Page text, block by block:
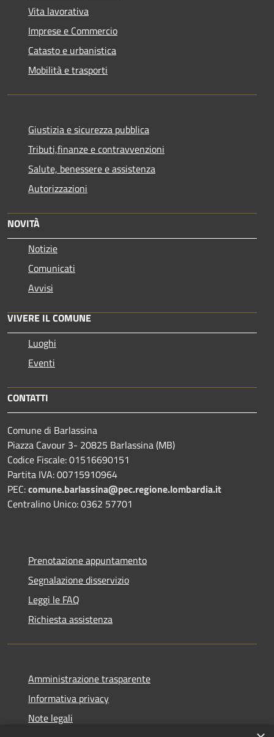
Vita lavorativa
Imprese e Commercio
Catasto e urbanistica
Mobilità e trasporti
Giustizia e sicurezza pubblica
Tributi,finanze e contravvenzioni
Salute, benessere e assistenza
Autorizzazioni
NOVITÀ
Notizie
Comunicati
Avvisi
VIVERE IL COMUNE
Luoghi
Eventi
CONTATTI
Comune di Barlassina
Piazza Cavour 3- 20825 Barlassina (MB)
Codice Fiscale: 01516690151
Partita IVA: 00715910964
PEC:comune.barlassina@pec.regione.lombardia.it
Centralino Unico: 0362 57701
Prenotazione appuntamento
Segnalazione disservizio
Leggi le FAQ
Richiesta assistenza
Amministrazione trasparente
Informativa privacy
Note legali